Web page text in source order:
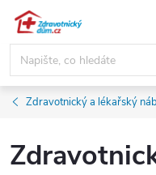
Přejít
obsah
Zdravotnický a lékařský